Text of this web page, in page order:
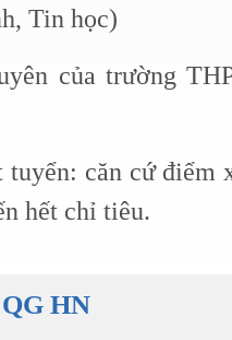
Tin học)
của trường
tuyển: căn cứ điểm
hết chỉ tiêu.
HN